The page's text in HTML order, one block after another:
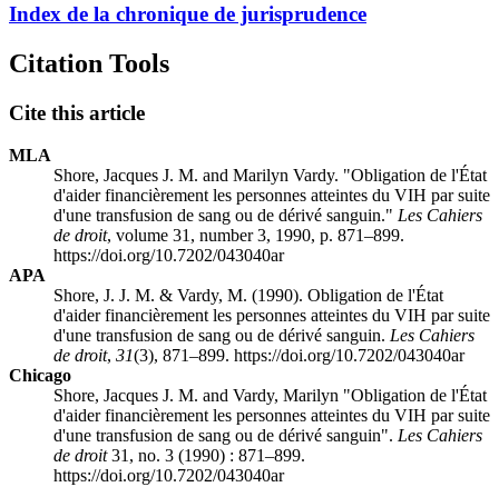
Index de la chronique de jurisprudence
Citation Tools
Cite this article
MLA
Shore, Jacques J. M. and Marilyn Vardy. "Obligation de l'État
d'aider financièrement les personnes atteintes du VIH par suite
d'une transfusion de sang ou de dérivé sanguin." Les Cahiers
de droit, volume 31, number 3, 1990, p. 871–899.
https://doi.org/10.7202/043040ar
APA
Shore, J. J. M. & Vardy, M. (1990). Obligation de l'État
d'aider financièrement les personnes atteintes du VIH par suite
d'une transfusion de sang ou de dérivé sanguin. Les Cahiers
de droit, 31(3), 871–899. https://doi.org/10.7202/043040ar
Chicago
Shore, Jacques J. M. and Vardy, Marilyn "Obligation de l'État
d'aider financièrement les personnes atteintes du VIH par suite
d'une transfusion de sang ou de dérivé sanguin". Les Cahiers
de droit31, no. 3 (1990) : 871–899.
https://doi.org/10.7202/043040ar